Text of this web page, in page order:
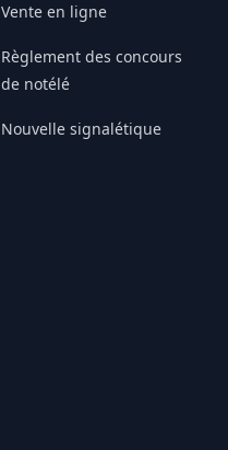
Vente en ligne
Règlement des concours
de notélé
Nouvelle signalétique